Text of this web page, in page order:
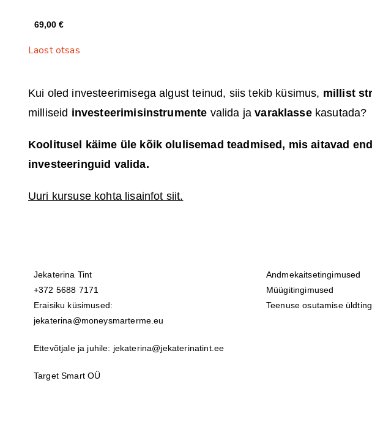
69,00 €
Laost otsas
Kui oled investeerimisega algust teinud, siis tekib küsimus, millist
milliseid investeerimisinstrumente valida javaraklassekasutada?
Koolitusel käime üle kõik olulisemad teadmised, mis aitavad
investeeringuid valida.
Uuri kursuse kohta lisainfot siit.
Jekaterina Tint
+372 5688 7171
Eraisiku küsimused:
jekaterina@moneysmarterme.eu
Ettevõtjale ja juhile: jekaterina@jekaterinatint.ee
Target Smart OÜ
Andmekaitsetingimused
Müügitingimused
Teenuse osutamise